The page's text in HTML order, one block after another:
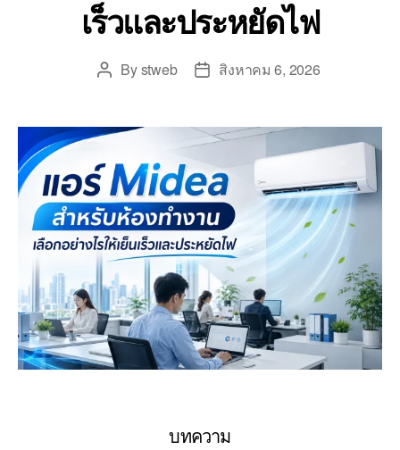
เร็วและประหยัดไฟ
Bystweb สิงหาคม 6, 2026
บทความ